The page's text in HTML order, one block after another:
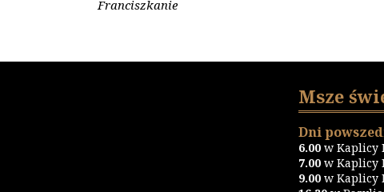
Franciszkanie
Msze
Dni
6.00 w Kaplicy
7.00 w Kaplicy
9.00 w Kaplicy